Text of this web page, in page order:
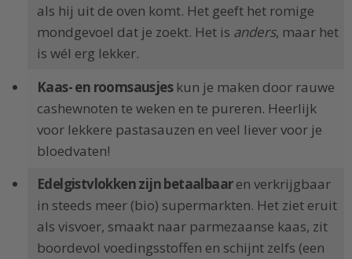
als hij uit de oven komt. Het geeft het romige
mondgevoel dat je zoekt. Het is anders, maar het
is wél erg lekker.
Kaas- en roomsausjeskun je maken door rauwe
cashewnoten te weken en te pureren. Heerlijk
voor lekkere pastasauzen en veel liever voor je
bloedvaten!
Edelgistvlokken zijn betaalbaaren verkrijgbaar
in steeds meer (bio) supermarkten. Het ziet eruit
als visvoer, smaakt naar parmezaanse kaas, zit
boordevol voedingsstoffen en schijnt zelfs (een